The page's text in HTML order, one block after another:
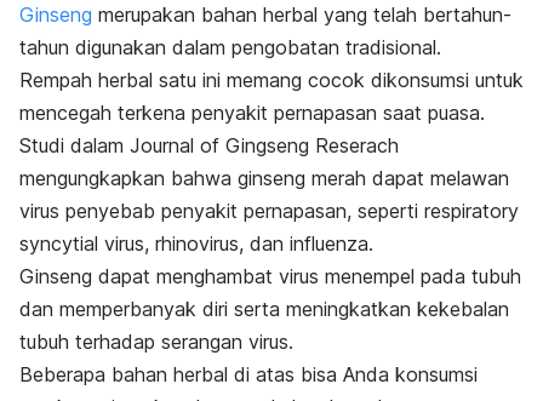
Ginseng merupakan bahan herbal yang telah bertahun-
tahun digunakan dalam pengobatan tradisional.
Rempah herbal satu ini memang cocok dikonsumsi untuk
mencegah terkena penyakit pernapasan saat puasa.
Studi dalam Journal of Gingseng Reserach
mengungkapkan bahwa ginseng merah dapat melawan
virus penyebab penyakit pernapasan, seperti respiratory
syncytial virus, rhinovirus, dan influenza.
Ginseng dapat menghambat virus menempel pada tubuh
dan memperbanyak diri serta meningkatkan kekebalan
tubuh terhadap serangan virus.
Beberapa bahan herbal di atas bisa Anda konsumsi